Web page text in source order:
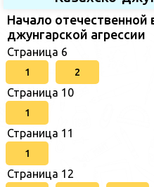
Начало отечественной
джунгарской агрессии
Страница 6
1 2
Страница 10
1
Страница 11
1
Страница 12